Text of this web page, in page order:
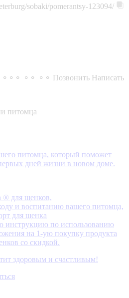
sobaki/pomerantsy-123094/
⚬⚬⚬ ⚬⚬ ⚬⚬ Позвонить Написать
питомца
питомца, который поможет
дней жизни в новом доме.
® для щенков,
и воспитанию вашего питомца,
для щенка
инструкцию по использованию
на 1-ую покупку продукта
со скидкой.
здоровым и счастливым!